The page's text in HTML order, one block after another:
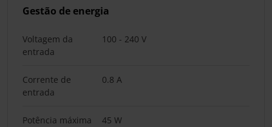
Gestão de energia
Voltagem da
entrada
100 - 240 V
Corrente de
entrada
0.8 A
Potência máxima 45 W